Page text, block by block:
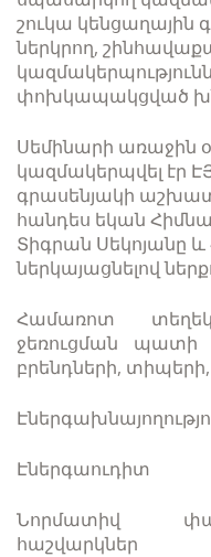
շուկա կենցաղային
ներկրող,
փոխկապակցված
Սեմինարի առաջին
կազմակերպվել էր
գրասենյակի
հանդես եկան
Տիգրան Սեկոյանը
ներկայացնելով
Համառոտ
ջեռուցման պատի
բրենդների,
Էներգաուդիտ
Նորմատիվ
հաշվարկներ